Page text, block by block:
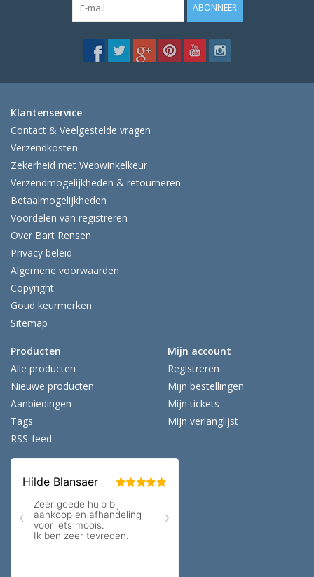
ABONNEER
Klantenservice
Contact & Veelgestelde vragen
Verzendkosten
Zekerheid met Webwinkelkeur
Verzendmogelijkheden & retourneren
Betaalmogelijkheden
Voordelen van registreren
Over Bart Rensen
Privacy beleid
Algemene voorwaarden
Copyright
Goud keurmerken
Sitemap
Producten
Alle producten
Nieuwe producten
Aanbiedingen
Tags
RSS-feed
Mijn account
Registreren
Mijn bestellingen
Mijn tickets
Mijn verlanglijst